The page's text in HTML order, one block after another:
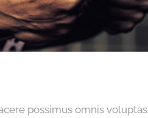
possimus omnis voluptas